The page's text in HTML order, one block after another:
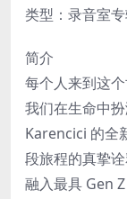
类型：录音室
简介
每个人来到这
我们在生命中
Karencici 的全
段旅程的真挚
融入最具 Gen